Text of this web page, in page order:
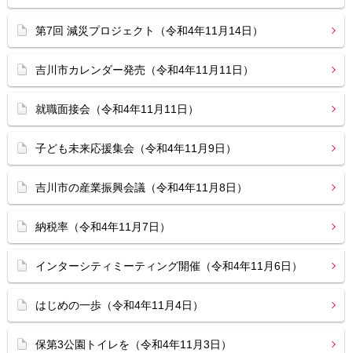
第7回 減災プロジェクト（令和4年11月14日）
吉川市カレンダー発売（令和4年11月11日）
就職面接会（令和4年11月11日）
子ども未来応援集会（令和4年11月9日）
吉川市の産業振興会議（令和4年11月8日）
納税率（令和4年11月7日）
インターシティミーティング開催（令和4年11月6日）
はじめの一歩（令和4年11月4日）
保第3公園トイレを（令和4年11月3日）